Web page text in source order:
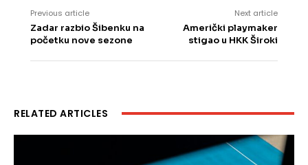
Previous article
Zadar razbio Šibenku na
početku nove sezone
Next article
Američki playmaker
stigao u HKK Široki
RELATED ARTICLES